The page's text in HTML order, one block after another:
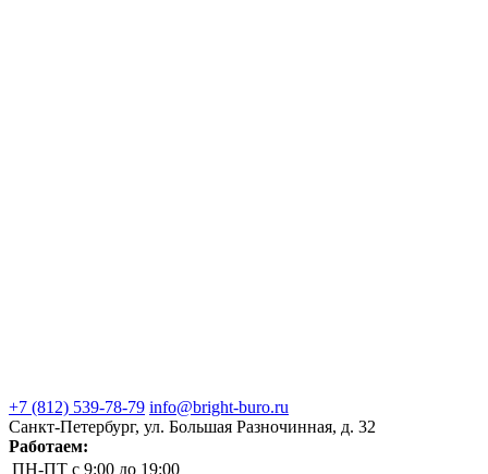
+7 (812) 539-78-79 info@bright-buro.ru
Санкт-Петербург, ул. Большая Разночинная, д. 32
Работаем:
ПН-ПТ с 9:00 до 19:00